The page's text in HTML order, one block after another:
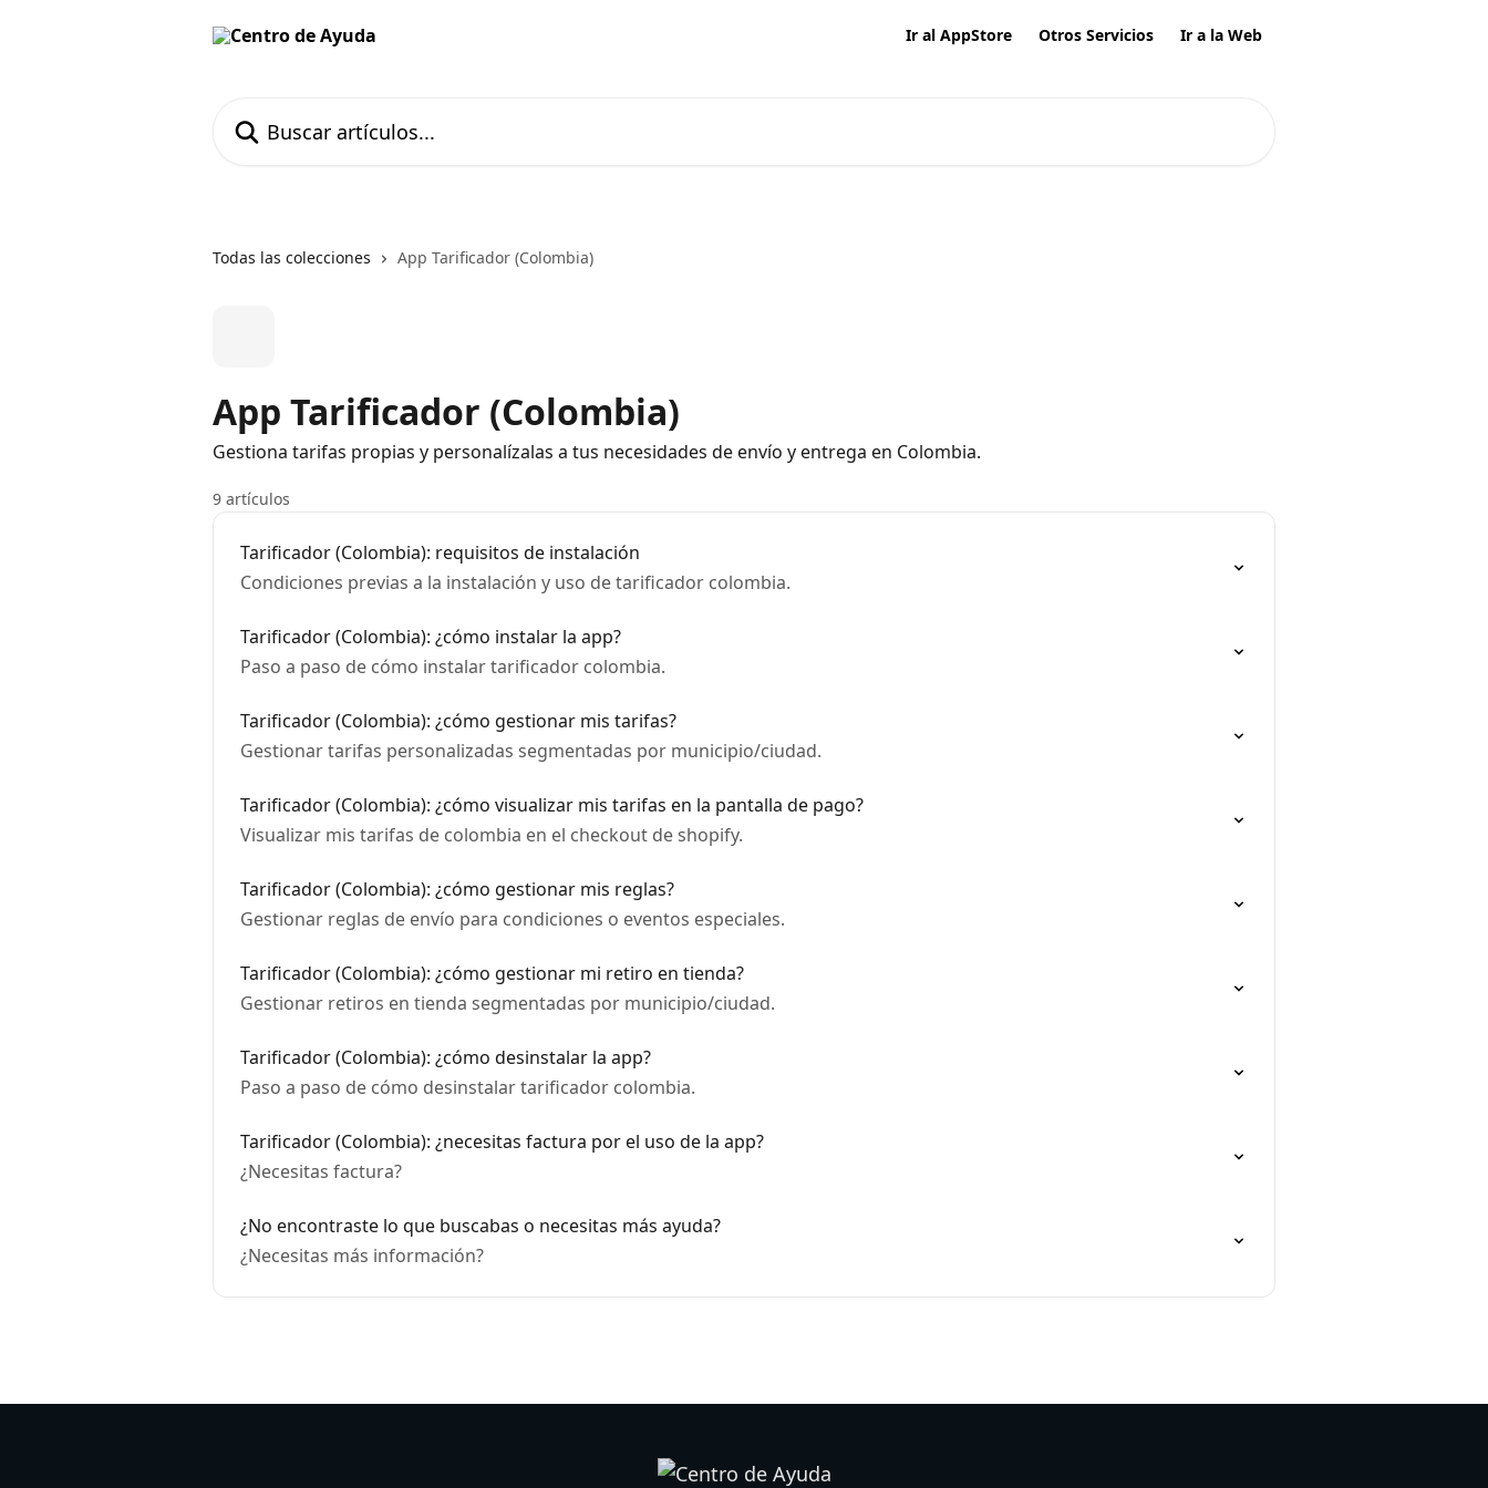
Ir al AppStore Otros Servicios Ir a la Web
Todas las colecciones App Tarificador (Colombia)
App Tarificador (Colombia)
Gestiona tarifas propias y personalízalas a tus necesidades de envío y entrega en Colombia.
9 artículos
Tarificador (Colombia): requisitos de instalación
Condiciones previas a la instalación y uso de tarificador colombia.
Tarificador (Colombia): ¿cómo instalar la app?
Paso a paso de cómo instalar tarificador colombia.
Tarificador (Colombia): ¿cómo gestionar mis tarifas?
Gestionar tarifas personalizadas segmentadas por municipio/ciudad.
Tarificador (Colombia): ¿cómo visualizar mis tarifas en la pantalla de pago?
Visualizar mis tarifas de colombia en el checkout de shopify.
Tarificador (Colombia): ¿cómo gestionar mis reglas?
Gestionar reglas de envío para condiciones o eventos especiales.
Tarificador (Colombia): ¿cómo gestionar mi retiro en tienda?
Gestionar retiros en tienda segmentadas por municipio/ciudad.
Tarificador (Colombia): ¿cómo desinstalar la app?
Paso a paso de cómo desinstalar tarificador colombia.
Tarificador (Colombia): ¿necesitas factura por el uso de la app?
¿Necesitas factura?
¿No encontraste lo que buscabas o necesitas más ayuda?
¿Necesitas más información?